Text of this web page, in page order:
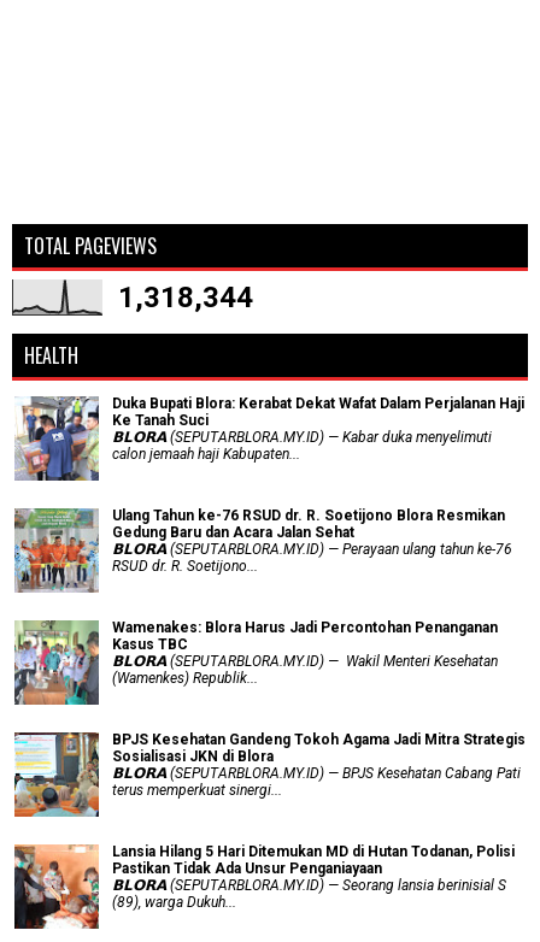
TOTAL PAGEVIEWS
1,318,344
HEALTH
Duka Bupati Blora: Kerabat Dekat Wafat Dalam Perjalanan Haji
Ke Tanah Suci
𝗕𝗟𝗢𝗥𝗔 (SEPUTARBLORA.MY.ID) — Kabar duka menyelimuti
calon jemaah haji Kabupaten...
Ulang Tahun ke-76 RSUD dr. R. Soetijono Blora Resmikan
Gedung Baru dan Acara Jalan Sehat
𝗕𝗟𝗢𝗥𝗔 (SEPUTARBLORA.MY.ID) — Perayaan ulang tahun ke-76
RSUD dr. R. Soetijono...
Wamenakes: Blora Harus Jadi Percontohan Penanganan
Kasus TBC
𝗕𝗟𝗢𝗥𝗔 (SEPUTARBLORA.MY.ID) — Wakil Menteri Kesehatan
(Wamenkes) Republik...
BPJS Kesehatan Gandeng Tokoh Agama Jadi Mitra Strategis
Sosialisasi JKN di Blora
𝗕𝗟𝗢𝗥𝗔 (SEPUTARBLORA.MY.ID) — BPJS Kesehatan Cabang Pati
terus memperkuat sinergi...
Lansia Hilang 5 Hari Ditemukan MD di Hutan Todanan, Polisi
Pastikan Tidak Ada Unsur Penganiayaan
𝗕𝗟𝗢𝗥𝗔 (SEPUTARBLORA.MY.ID) — Seorang lansia berinisial S
(89), warga Dukuh...